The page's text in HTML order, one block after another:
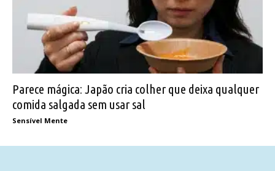
Parece mágica: Japão cria colher que deixa qualquer
comida salgada sem usar sal
Sensível Mente